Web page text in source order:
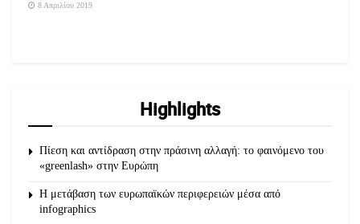
8 Απριλίου 2019
Highlights
Πίεση και αντίδραση στην πράσινη αλλαγή: το φαινόμενο του
«greenlash» στην Ευρώπη
Η μετάβαση των ευρωπαϊκών περιφερειών μέσα από
infographics